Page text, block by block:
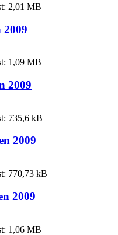
2,01 MB
1,09 MB
2009
735,6 kB
2009
770,73 kB
2009
1,06 MB